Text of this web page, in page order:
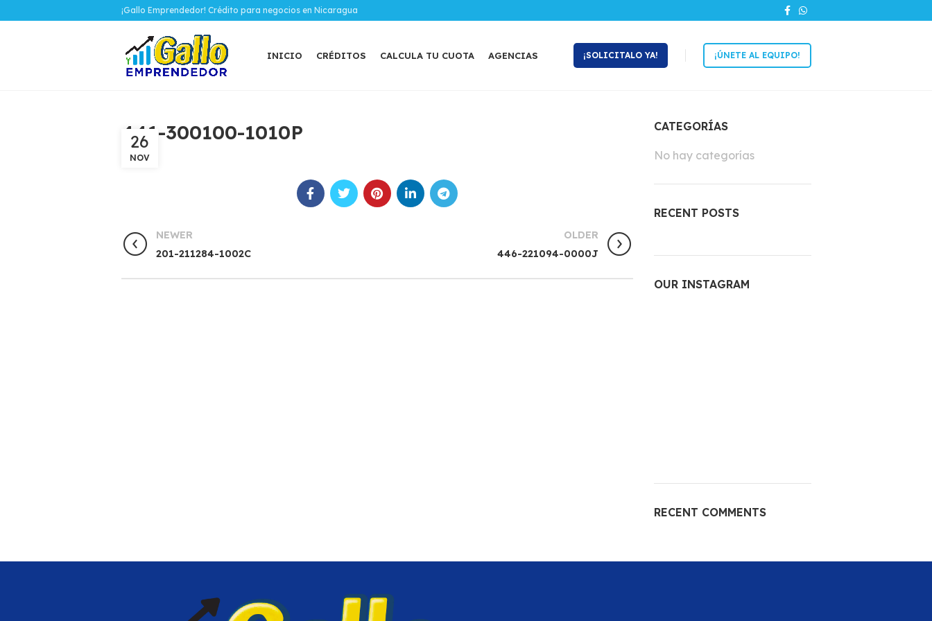
¡Gallo Emprendedor! Crédito para negocios en Nicaragua
INICIO CRÉDITOS CALCULA TU CUOTA AGENCIAS ¡SOLICITALO YA! ¡ÚNETE AL EQUIPO!
441-300100-1010P
26
NOV
NEWER
201-211284-1002C
OLDER
446-221094-0000J
CATEGORÍAS
No hay categorías
RECENT POSTS
OUR INSTAGRAM
RECENT COMMENTS